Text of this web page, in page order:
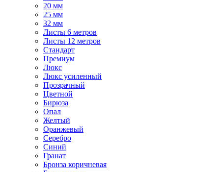
20 мм
25 мм
32 мм
Листы 6 метров
Листы 12 метров
Стандарт
Премиум
Люкс
Люкс усиленный
Прозрачный
Цветной
Бирюза
Опал
Желтый
Оранжевый
Серебро
Синий
Гранат
Бронза коричневая